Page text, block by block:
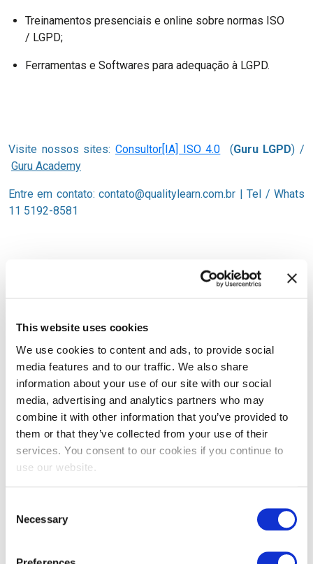
This website uses cookies
We use cookies to content and ads, to provide social
media features and to our traffic. We also share
information about your use of our site with our social
media, advertising and analytics partners who may
combine it with other information that you’ve provided to
them or that they’ve collected from your use of their
services. You consent to our cookies if you continue to
use our website.
Selection
Necessary
Treinamentos presenciais e online sobre normas ISO
/ LGPD;
Ferramentas e Softwares para adequação à LGPD.
Visite nossos sites: Consultor[IA] ISO 4.0 (Guru LGPD) /
Guru Academy
Entre em contato: contato@qualitylearn.com.br | Tel / Whats
11 5192-8581
EXIN BCS Artificial Intelligence
Essentials